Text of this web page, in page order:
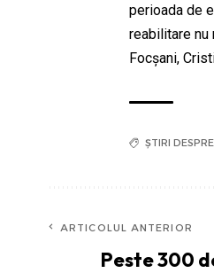
perioada de
reabilitare nu
Focșani,
ȘTIRI
ARTICOLUL ANTERIOR
Peste 300